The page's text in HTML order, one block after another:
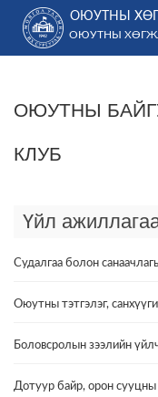
content
ОЮУТНЫ
ОЮУТНЫ
ОЮУТНЫ
КЛУБ
Үйл
Судалгаа болон
Оюутны тэтгэлэг,
Боловсролын зээлийн
Дотуур байр, орон сууцны